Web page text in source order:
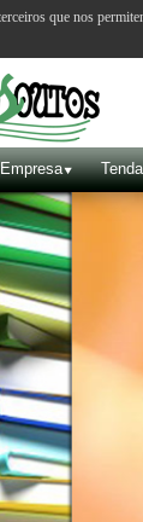
Empresa Tenda
que nos